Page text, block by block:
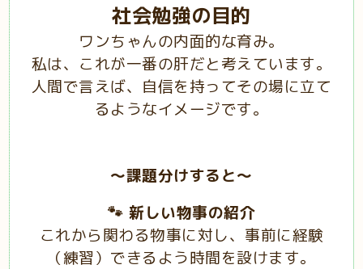
社会勉強の目的
ワンちゃんの内面的な育み。
私は、これが一番の肝だと考えています。
人間で言えば、自信を持ってその場に立て
るようなイメージです。
～課題分けすると～
🐾 新しい物事の紹介
これから関わる物事に対し、事前に経験
（練習）できるよう時間を設けます。